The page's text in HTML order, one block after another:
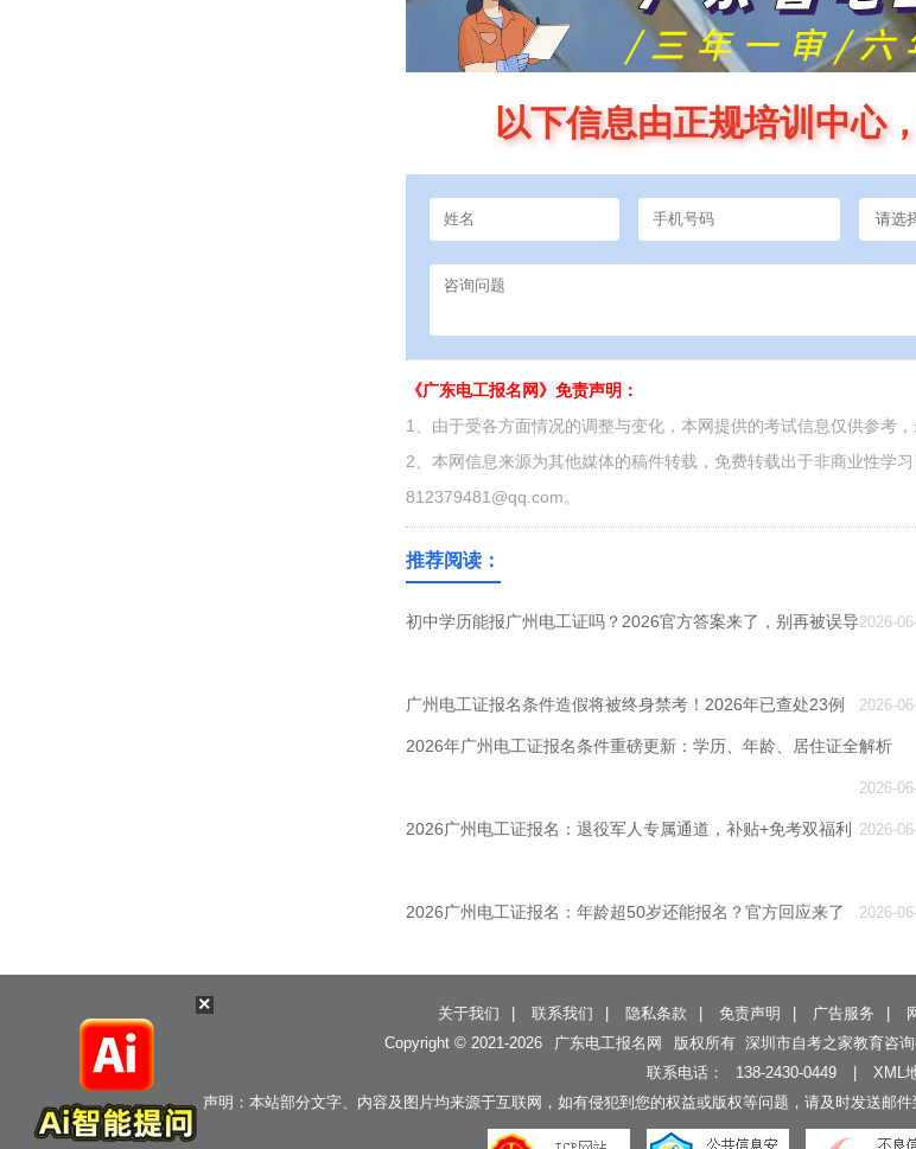
以下信息由正规培训中心
《广东电工报名网》免责声明：
1、由于受各方面情况的调整与变化，本网提供的考试信息仅供参考
2、本网信息来源为其他媒体的稿件转载，免费转载出于非商业性学
812379481@qq.com。
推荐阅读：
初中学历能报广州电工证吗？2026官方答案来了，别再被误导2026-
广州电工证报名条件造假将被终身禁考！2026年已查处23例 2026-
2026年广州电工证报名条件重磅更新：学历、年龄、居住证全解析
2026-
2026广州电工证报名：退役军人专属通道，补贴+免考双福利 2026-
2026广州电工证报名：年龄超50岁还能报名？官方回应来了 2026-
关于我们 联系我们 隐私条款 免责声明 广告服务
Copyright © 2021-2026 广东电工报名网 版权所有 深圳市自考之家教育咨
联系电话：
138-2430-0449
XML
声明：本站部分文字、内容及图片均来源于互联网，如有侵犯到您的权益或版权等问题，请及时发送邮
×